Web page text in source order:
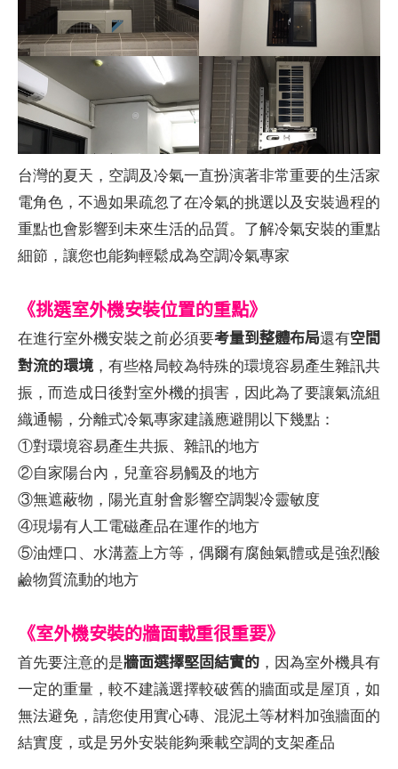
台灣的夏天，空調及冷氣一直扮演著非常重要的生活家
電角色，不過如果疏忽了在冷氣的挑選以及安裝過程的
重點也會影響到未來生活的品質。了解冷氣安裝的重點
細節，讓您也能夠輕鬆成為空調冷氣專家
《挑選室外機安裝位置的重點》
在進行室外機安裝之前必須要考量到整體布局還有空間
對流的環境 ，有些格局較為特殊的環境容易產生雜訊共
振，而造成日後對室外機的損害，因此為了要讓氣流組
織通暢，分離式冷氣專家建議應避開以下幾點：
①對環境容易產生共振、雜訊的地方
②自家陽台內，兒童容易觸及的地方
③無遮蔽物，陽光直射會影響空調製冷靈敏度
④現場有人工電磁產品在運作的地方
⑤油煙口、水溝蓋上方等，偶爾有腐蝕氣體或是強烈酸
鹼物質流動的地方
《室外機安裝的牆面載重很重要》
首先要注意的是牆面選擇堅固結實的 ，因為室外機具有
一定的重量，較不建議選擇較破舊的牆面或是屋頂，如
無法避免，請您使用實心磚、混泥土等材料加強牆面的
結實度，或是另外安裝能夠乘載空調的支架產品